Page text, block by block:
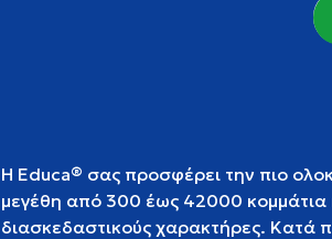
Η Educa® σας προσφέρει την πιο
μεγέθη από 300 έως 42000 κομμάτια
διασκεδαστικούς χαρακτήρες. Κατά